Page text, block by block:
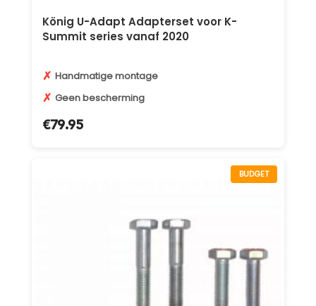
König U-Adapt Adapterset voor K-
Summit series vanaf 2020
✗ Handmatige montage
✗ Geen bescherming
€79.95
BUDGET